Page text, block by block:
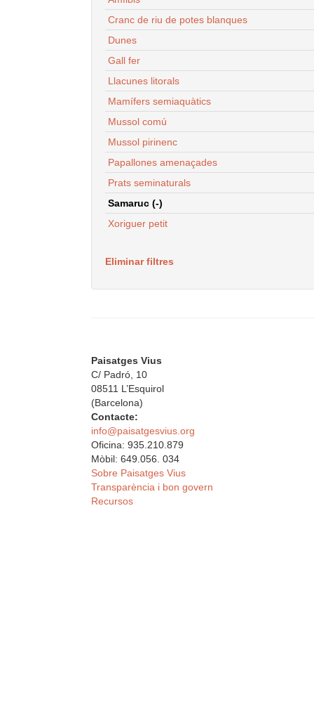
Cranc de riu de potes blanques
Dunes
Gall fer
Llacunes litorals
Mamífers semiaquàtics
Mussol comú
Mussol pirinenc
Papallones amenaçades
Prats seminaturals
Samaruc (-)
Xoriguer petit
Eliminar filtres
Paisatges Vius
C/ Padró, 10
08511 L’Esquirol
(Barcelona)
Contacte:
info@paisatgesvius.org
Oficina: 935.210.879
Mòbil: 649.056. 034
Sobre Paisatges Vius
Transparència i bon govern
Recursos